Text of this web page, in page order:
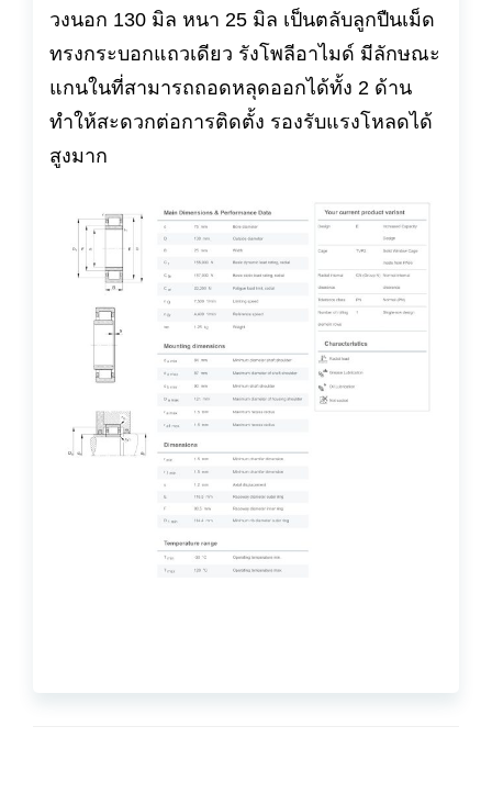
วงนอก 130 มิล หนา 25 มิล เป็นตลับลูกปืนเม็ด
ทรงกระบอกแถวเดียว รังโพลีอาไมด์ มีลักษณะ
แกนในที่สามารถถอดหลุดออกได้ทั้ง 2 ด้าน
ทำให้สะดวกต่อการติดตั้ง รองรับแรงโหลดได้
สูงมาก